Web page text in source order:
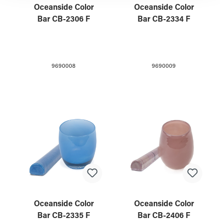
Oceanside Color
Bar CB-2306 F
9690008
Oceanside Color
Bar CB-2334 F
9690009
Oceanside Color
Bar CB-2335 F
Oceanside Color
Bar CB-2406 F